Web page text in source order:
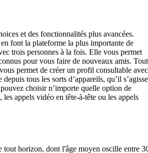
et des fonctionnalités plus avancées.
font la plateforme la plus importante de
trois personnes à la fois. Elle vous permet
pour vous faire de nouveaux amis. Tout
permet de créer un profil consultable avec
tous les sorts d’appareils, qu’il s’agisse
choisir n’importe quelle option de
appels vidéo en tête-à-tête ou les appels
tout horizon, dont l'âge moyen oscille entre